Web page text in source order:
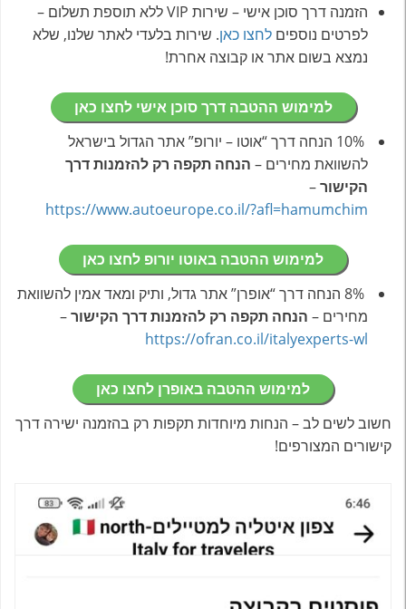
הזמנה דרך סוכן אישי – שירות VIP ללא תוספת תשלום –
לפרטים נוספים לחצו כאן. שירות בלעדי לאתר שלנו, שלא
נמצא בשום אתר או קבוצה אחרת!
למימוש ההטבה דרך סוכן אישי לחצו כאן
10% הנחה דרך “אוטו – יורופ” אתר הגדול בישראל
להשוואת מחירים – הנחה תקפה רק להזמנות דרך
הקישור–
https://www.autoeurope.co.il/?afl=hamumchim
למימוש ההטבה באוטו יורופ לחצו כאן
8% הנחה דרך “אופרן” אתר גדול, ותיק ומאד אמין להשוואת
מחירים – הנחה תקפה רק להזמנות דרך הקישור–
https://ofran.co.il/italyexperts-wl
למימוש ההטבה באופרן לחצו כאן
חשוב לשים לב – הנחות מיוחדות תקפות רק בהזמנה ישירה דרך
קישורים המצורפים!